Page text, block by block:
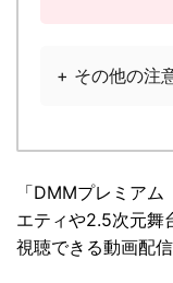
+ その他の注
「DMMプレミアム
エティや2.5次元舞
視聴できる動画配